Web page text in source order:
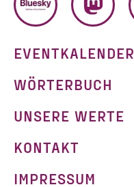
EVENTKALENDER
WÖRTERBUCH
UNSERE WERTE
KONTAKT
IMPRESSUM